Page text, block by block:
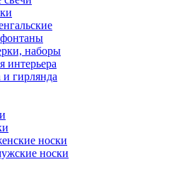
наборы
интерьера
гирлянда
носки
носки